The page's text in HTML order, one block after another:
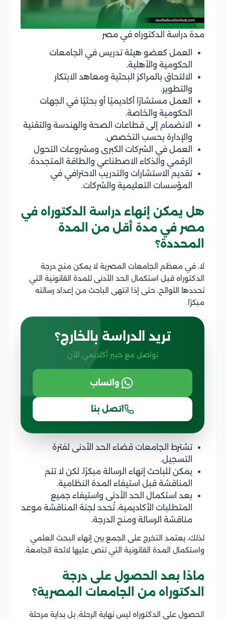
مدة دراسة الدكتوراه في مصر
العمل كعضو هيئة تدريس في الجامعات
الحكومية والأهلية.
الالتحاق بالمراكز البحثية ومعاهد الابتكار
والتطوير.
العمل مستشارًا أكاديميًا أو بحثيًا في الجهات
الحكومية والخاصة.
الانضمام إلى قطاعات الصحة والهندسة والتقنية
والإدارة بحسب التخصص.
العمل في الشركات الكبرى ومشروعات التحول
الرقمي والذكاء الاصطناعي والطاقة المتجددة.
تقديم الاستشارات والتدريب الاحترافي في
المؤسسات التعليمية والشركات.
هل يمكن إنهاء دراسة الدكتوراه في
مصر في مدة أقل من المدة
المحددة؟
لا، في معظم الجامعات المصرية لا يمكن منح درجة
الدكتوراه قبل استكمال الحد الأدنى للمدة القانونية التي
تحددها اللوائح، حتى إذا انتهى الباحث من إعداد رسالته
مبكرًا.
تريد الدراسة بالخارج؟
تواصل مع خبير أكاديمي الآن
واتساب
اتصل بنا
تشترط الجامعات قضاء الحد الأدنى لفترة
التسجيل.
يمكن للباحث إنهاء الرسالة مبكرًا، لكن لا تتم
المناقشة قبل استيفاء المدة النظامية.
بعد استكمال الحد الأدنى واستيفاء جميع
المتطلبات الأكاديمية، تُحدد لجنة المناقشة موعد
مناقشة الرسالة ومنح الدرجة.
لذلك، يعتمد التخرج على الجمع بين إنهاء البحث العلمي
واستكمال المدة القانونية التي تنص عليها لائحة الجامعة.
ماذا بعد الحصول على درجة
الدكتوراه من الجامعات المصرية؟
الحصول على الدكتوراه ليس نهاية الرحلة، بل بداية مرحلة